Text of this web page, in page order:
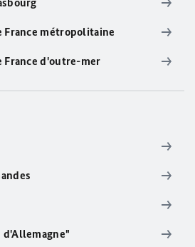
France métropolitaine
France d'outre-mer